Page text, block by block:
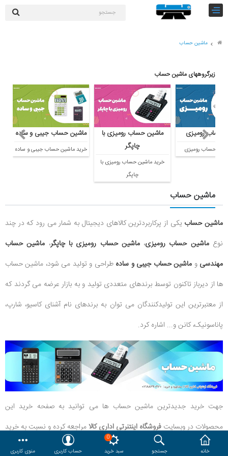
ماشین های اداری
کالای دیجیتال
لوازم التحریر
کارتریج و تونر
تجهیزات فروشگاهی و بانکی
دستگاه صحافی و پرس
ماشین حساب
هدایا و ست مدیریتی
وایت برد و تابلو اعلانات
مقایسه محصولات مورد علاقه
دسترسی کاربری حساب کاربری
خانه جستجو
0
سبد خرید
حساب کاربری منوی کاربری
ثبت نام کارشناس خرید ما
ماشین حساب
زیرگروههای ماشین حساب
ماشین حساب جیبی و ساده
خرید ماشین حساب جیبی و ساده
ماشین حساب رومیزی با
چاپگر
خرید ماشین حساب رومیزی با
چاپگر
حساب رومیزی
حساب رومیزی
ماشین حساب
ماشین حساب یکی از پرکاربردترین کالاهای دیجیتال به شمار می رود که در چند
نوعماشین حساب رومیزی،ماشین حساب رومیزی با چاپگر، ماشین حساب
مهندسی و ماشین حساب جیبی و ساده طراحی و تولید می شود، ماشین حساب
ها از دیرباز تاکنون توسط برندهای متعددی تولید و به بازار عرضه می گردند که
از معتبرترین این تولیدکنندگان می توان به برندهای نام آشنای کاسیو، شارپ،
پاناسونیک، کانن و... اشاره کرد.
جهت خرید جدیدترین ماشین حساب ها می توانید به صفحه خرید این
محصولات در وبسایتفروشگاه اینتنرتی اداری کالامراجعه کرده و نسبت به خرید
این محصولات اقدام نمائید.